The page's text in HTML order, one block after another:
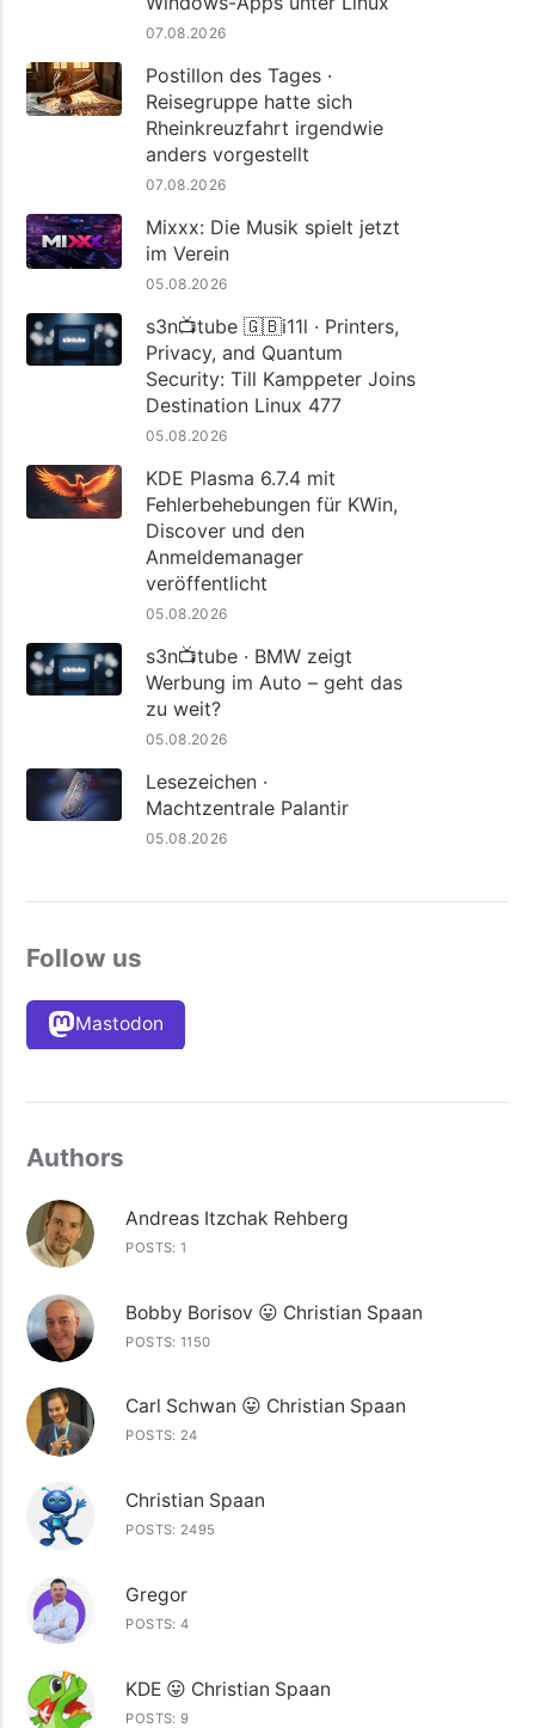
07.08.2026
Postillon des Tages ·
Reisegruppe hatte sich
Rheinkreuzfahrt irgendwie
anders vorgestellt
07.08.2026
Mixxx: Die Musik spielt jetzt
im Verein
05.08.2026
s3n📺tube 🇬🇧i11l · Printers,
Privacy, and Quantum
Security: Till Kamppeter Joins
Destination Linux 477
05.08.2026
KDE Plasma 6.7.4 mit
Fehlerbehebungen für KWin,
Discover und den
Anmeldemanager
veröffentlicht
05.08.2026
s3n📺tube · BMW zeigt
Werbung im Auto – geht das
zu weit?
05.08.2026
Lesezeichen ·
Machtzentrale Palantir
05.08.2026
Follow us
Mastodon
Authors
Andreas Itzchak Rehberg
POSTS: 1
Bobby Borisov 😛 Christian Spaan
POSTS: 1150
Carl Schwan 😛 Christian Spaan
POSTS: 24
Christian Spaan
POSTS: 2495
Gregor
POSTS: 4
KDE 😛 Christian Spaan
POSTS: 9